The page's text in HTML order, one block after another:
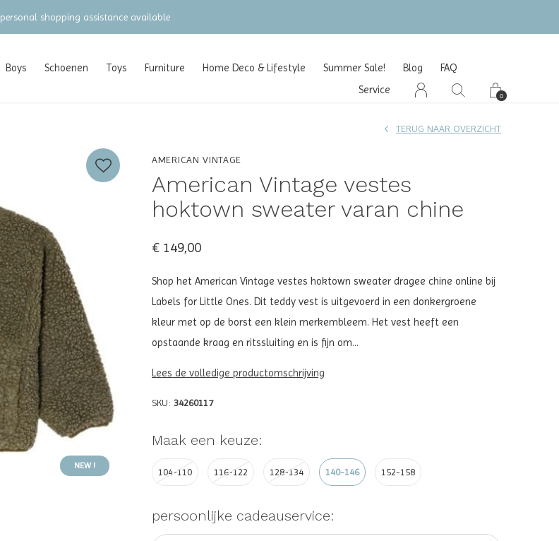
Boys Schoenen Toys Furniture Home Deco & Lifestyle Summer Sale! Blog
FAQ
Service
0
gratis verzending vanaf €100 (NL/BE/DE)
NEW !
AMERICAN VINTAGE
American Vintage vestes
hoktown sweater varan chine
TERUG NAAR OVERZICHT
€ 149,00
Shop het American Vintage vestes hoktown sweater dragee chine online bij
Labels for Little Ones. Dit teddy vest is uitgevoerd in een donkergroene
kleur met op de borst een klein merkembleem. Het vest heeft een
opstaande kraag en ritssluiting en is fijn om...
Lees de volledige productomschrijving
SKU: 34260117
Maak een keuze:
104-110 116-122 128-134 140-146 152-158
persoonlijke cadeauservice: